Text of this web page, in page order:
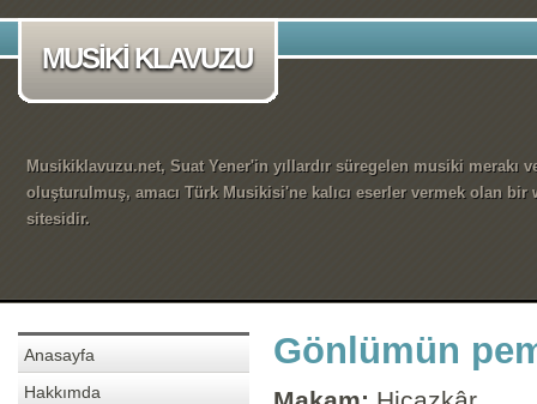
MUSİKİ KLAVUZU
Musikiklavuzu.net, Suat Yener'in yıllardır süregelen musiki merakı
oluşturulmuş, amacı Türk Musikisi'ne kalıcı eserler vermek olan bir
sitesidir.
Anasayfa
Hakkımda
Gönlümün